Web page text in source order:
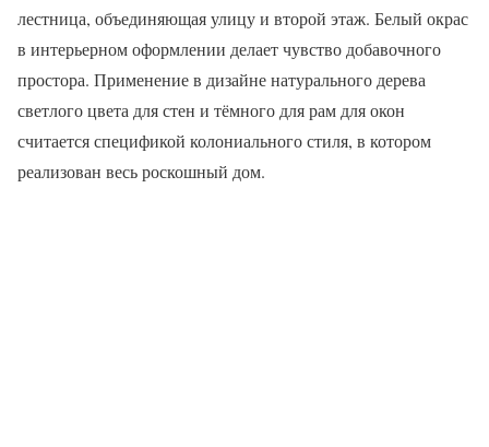
лестница, объединяющая улицу и второй этаж. Белый окрас
в интерьерном оформлении делает чувство добавочного
простора. Применение в дизайне натурального дерева
светлого цвета для стен и тёмного для рам для окон
считается спецификой колониального стиля, в котором
реализован весь роскошный дом.